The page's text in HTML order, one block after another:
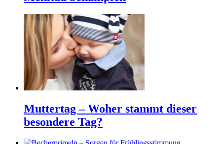
Muttertag – Woher stammt dieser
besondere Tag?